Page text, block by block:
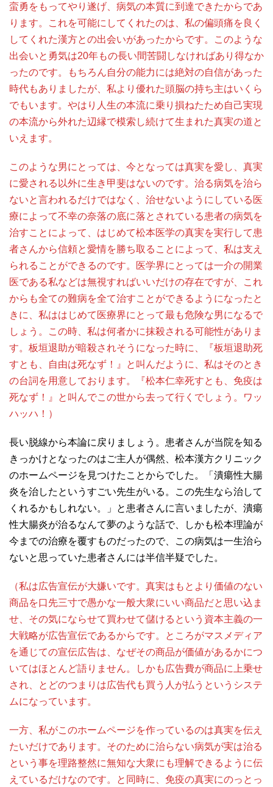
蛮勇をもってやり遂げ、病気の本質に到達できたからであ
ります。これを可能にしてくれたのは、私の偏頭痛を良く
してくれた漢方との出会いがあったからです。このような
出会いと勇気は20年もの長い間苦闘しなければあり得なか
ったのです。もちろん自分の能力には絶対の自信があった
時代もありましたが、私より優れた頭脳の持ち主はいくら
でもいます。やはり人生の本流に乗り損ねたため自己実現
の本流から外れた辺縁で模索し続けて生まれた真実の道と
いえます。
このような男にとっては、今となっては真実を愛し、真実
に愛される以外に生き甲斐はないのです。治る病気を治ら
ないと言われるだけではなく、治せないようにしている医
療によって不幸の奈落の底に落とされている患者の病気を
治すことによって、はじめて松本医学の真実を実行して患
者さんから信頼と愛情を勝ち取ることによって、私は支え
られることができるのです。医学界にとっては一介の開業
医である私などは無視すればいいだけの存在ですが、これ
からも全ての難病を全て治すことができるようになったと
きに、私ははじめて医療界にとって最も危険な男になるで
しょう。この時、私は何者かに抹殺される可能性がありま
す。板垣退助が暗殺されそうになった時に、『板垣退助死
すとも、自由は死なず！』と叫んだように、私はそのとき
の台詞を用意しております。『松本仁幸死すとも、免疫は
死なず！』と叫んでこの世から去って行くでしょう。ワッ
ハッハ！）
長い脱線から本論に戻りましょう。患者さんが当院を知る
きっかけとなったのはご主人が偶然、松本漢方クリニック
のホームページを見つけたことからでした。「潰瘍性大腸
炎を治したというすごい先生がいる。この先生なら治して
くれるかもしれない。」と患者さんに言いましたが、潰瘍
性大腸炎が治るなんて夢のような話で、しかも松本理論が
今までの治療を覆すものだったので、この病気は一生治ら
ないと思っていた患者さんには半信半疑でした。
（私は広告宣伝が大嫌いです。真実はもとより価値のない
商品を口先三寸で愚かな一般大衆にいい商品だと思い込ま
せ、その気にならせて買わせて儲けるという資本主義の一
大戦略が広告宣伝であるからです。ところがマスメディア
を通じての宣伝広告は、なぜその商品が価値があるかにつ
いてはほとんど語りません。しかも広告費が商品に上乗せ
され、とどのつまりは広告代も買う人が払うというシステ
ムになっています。
一方、私がこのホームページを作っているのは真実を伝え
たいだけであります。そのために治らない病気が実は治る
という事を理路整然に無知な大衆にも理解できるように伝
えているだけなのです。と同時に、免疫の真実にのっとっ